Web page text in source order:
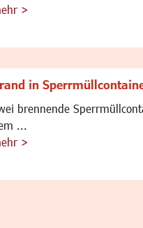
>
in
brennende
...
>